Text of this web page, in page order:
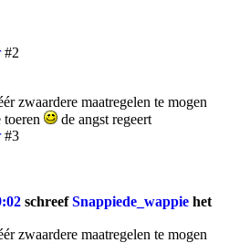
#2
zwaardere maatregelen te mogen
de angst regeert
#3
schreefSnappiede_wappie het
zwaardere maatregelen te mogen